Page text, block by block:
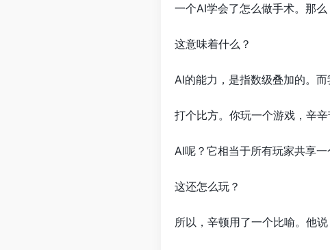
一个AI学会了怎么做手术。那
这意味着什么？
AI的能力，是指数级叠加的。
打个比方。你玩一个游戏，辛
AI呢？它相当于所有玩家共享
这还怎么玩？
所以，辛顿用了一个比喻。他